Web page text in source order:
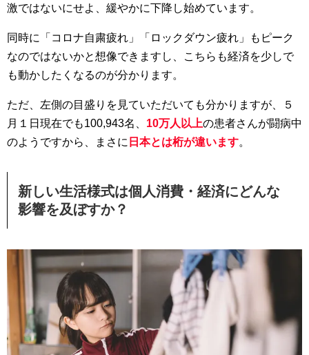
激ではないにせよ、緩やかに下降し始めています。
同時に「コロナ自粛疲れ」「ロックダウン疲れ」もピーク
なのではないかと想像できますし、こちらも経済を少しで
も動かしたくなるのが分かります。
ただ、左側の目盛りを見ていただいても分かりますが、５
月１日現在でも100,943名、 10万人以上の患者さんが闘病中
のようですから、まさに 日本とは桁が違います。
新しい生活様式は個人消費・経済にどんな
影響を及ぼすか？